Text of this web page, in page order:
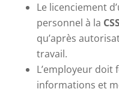
Le licenciement
personnel à la
qu’après
travail.
L’employeur doit
informations et